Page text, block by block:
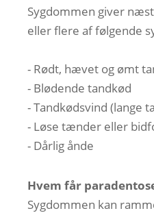
Sygdommen giver
eller flere af følgende
- Rødt, hævet og ømt
- Blødende tandkød
- Tandkødsvind (lange
- Løse tænder eller
- Dårlig ånde
Hvem får
Sygdommen kan